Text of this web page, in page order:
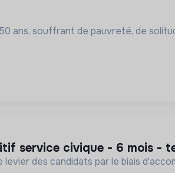
ans, souffrant de pauvreté, de
service civique - 6 mois -
des candidats par le biais